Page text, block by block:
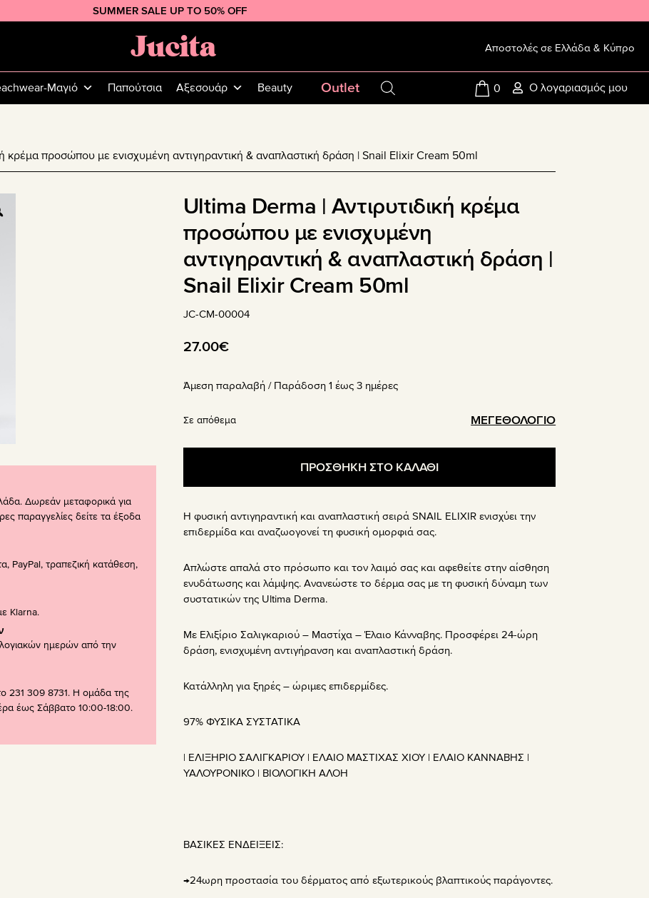
SUMMER SALE UP TO 50% OFF
Jucita
Plus
Size
Αποστολές σε Ελλάδα & Κύπρο
Μαγιό Παπούτσια Αξεσουάρ Beauty Outlet Ο λογαριασμός μου
0
κρέμα προσώπου με ενισχυμένη αντιγηραντική & αναπλαστική δράση | Snail Elixir Cream 50ml
Ultima Derma | Αντιρυτιδική κρέμα
προσώπου με ενισχυμένη
αντιγηραντική & αναπλαστική δράση |
Snail Elixir Cream 50ml
JC-CM-00004
27.00€
Άμεση παραλαβή / Παράδoση 1 έως 3 ημέρες
ΜΕΓΕΘΟΛΟΓΙΟ
Σε απόθεμα
ΠΡΟΣΘΗΚΗ ΣΤΟ ΚΑΛΑΘΙ
Η φυσική αντιγηραντική και αναπλαστική σειρά SNAIL ELIXIR ενισχύει την
επιδερμίδα και αναζωογονεί τη φυσική ομορφιά σας.
Απλώστε απαλά στο πρόσωπο και τον λαιμό σας και αφεθείτε στην αίσθηση
ενυδάτωσης και λάμψης. Ανανεώστε το δέρμα σας με τη φυσική δύναμη των
συστατικών της Ultima Derma.
Με Ελιξίριο Σαλιγκαριού – Μαστίχα – Έλαιο Κάνναβης. Προσφέρει 24-ώρη
δράση, ενισχυμένη αντιγήρανση και αναπλαστική δράση.
Κατάλληλη για ξηρές – ώριμες επιδερμίδες.
97% ΦΥΣΙΚΑ ΣΥΣΤΑΤΙΚΑ
| ΕΛΙΞΗΡΙΟ ΣΑΛΙΓΚΑΡΙΟΥ | ΕΛΑΙΟ ΜΑΣΤΙΧΑΣ ΧΙΟΥ | ΕΛΑΙΟ ΚΑΝΝΑΒΗΣ |
ΥΑΛΟΥΡΟΝΙΚΟ | ΒΙΟΛΟΓΙΚΗ ΑΛΟΗ
ΒΑΣΙΚΕΣ ΕΝΔΕΙΞΕΙΣ:
→24ωρη προστασία του δέρματος από εξωτερικούς βλαπτικούς παράγοντες.
Δωρεάν μεταφορικά για
παραγγελίες δείτε τα έξοδα
PayPal, τραπεζική κατάθεση,
Klarna.
ημερών από την
231 309 8731. Η ομάδα της
έως Σάββατο 10:00-18:00.